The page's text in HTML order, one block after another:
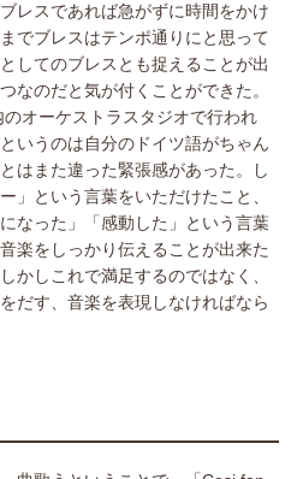
レスであれば急がずに時間をかけ
でブレスはテンポ通りにと思って
してのブレスとも捉えることが出
なのだと気が付くことができた。
オーケストラスタジオで行われ
いうのは自分のドイツ語がちゃん
はまた違った緊張感があった。し
」という言葉をいただけたこと、
なった」「感動した」という言葉
楽をしっかり伝えることが出来た
かしこれで満足するのではなく、
だす、音楽を表現しなければなら